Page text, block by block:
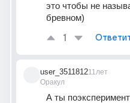
это чтобы не
бревном)
1
user_3511812
Оракул
11лет
А ты